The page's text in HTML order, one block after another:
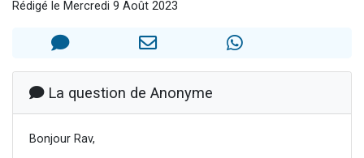
30 personnes viennent de faire un don pour Sauvez la jambe de Yohan
12 nouvelles musiques dans Torah-Box Music
29 personnes viennent de demander une bénédiction
Rédigé le Mercredi 9 Août 2023
La question de Anonyme
Bonjour Rav,